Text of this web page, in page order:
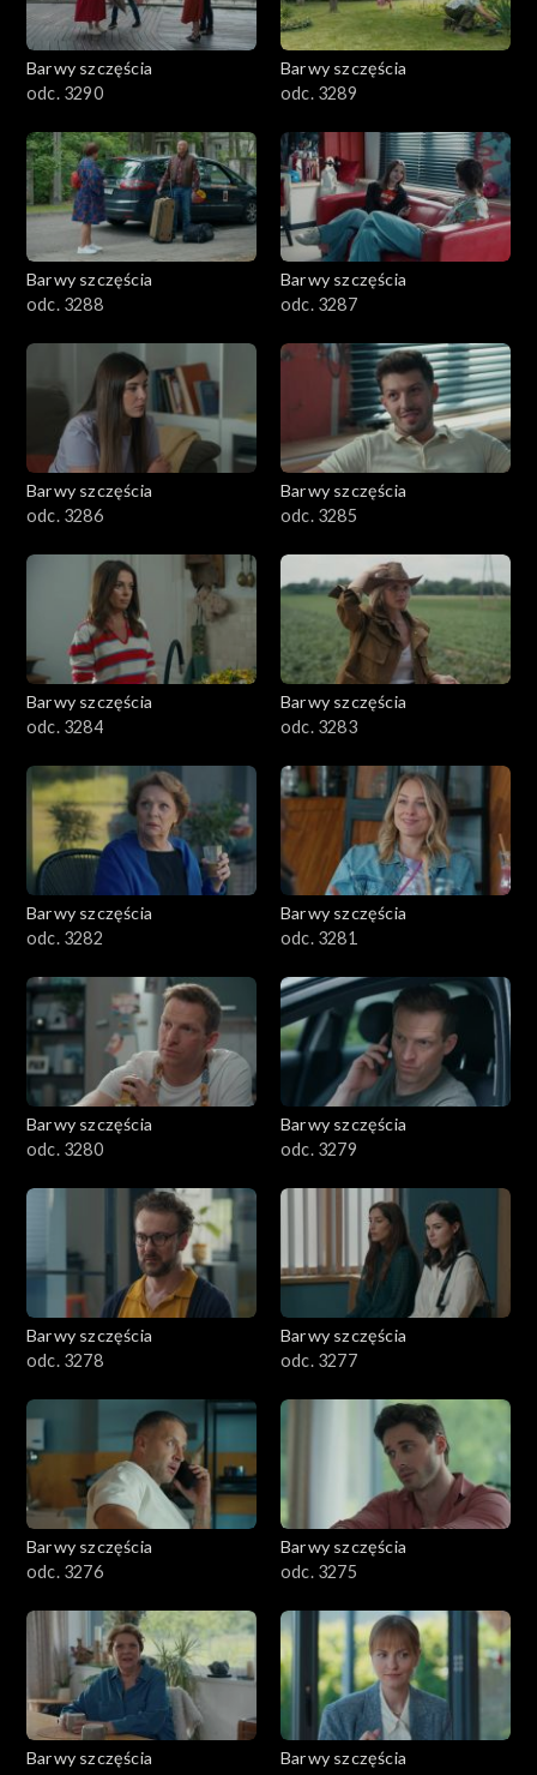
1301–1400
1101–1200
1001–1100
901–1000
801–900
782–800
Barwy szczęścia
odc. 3290
Barwy szczęścia
odc. 3289
Barwy szczęścia
odc. 3288
Barwy szczęścia
odc. 3287
Barwy szczęścia
odc. 3286
Barwy szczęścia
odc. 3285
Barwy szczęścia
odc. 3284
Barwy szczęścia
odc. 3283
Barwy szczęścia
odc. 3282
Barwy szczęścia
odc. 3281
Barwy szczęścia
odc. 3280
Barwy szczęścia
odc. 3279
Barwy szczęścia
odc. 3278
Barwy szczęścia
odc. 3277
Barwy szczęścia
odc. 3276
Barwy szczęścia
odc. 3275
Barwy szczęścia
Barwy szczęścia